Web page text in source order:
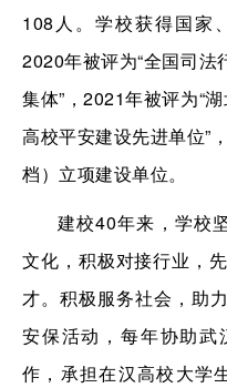
108人。学校获得国家
2020年被评为“全国司
集体”，2021年被评为“
高校平安建设先进单位”
档）立项建设单位。
建校40年来，学校
文化，积极对接行业，
才。积极服务社会，助
安保活动，每年协助武
作，承担在汉高校大学